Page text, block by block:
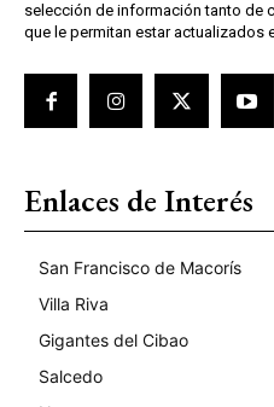
selección de información tanto de
que le permitan estar actualizados
Enlaces de Interés
San Francisco de Macorís
Villa Riva
Gigantes del Cibao
Salcedo